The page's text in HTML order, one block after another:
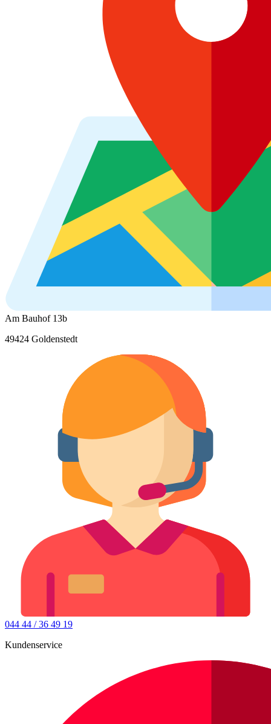
Am Bauhof 13b
49424 Goldenstedt
044 44 / 36 49 19
Kundenservice